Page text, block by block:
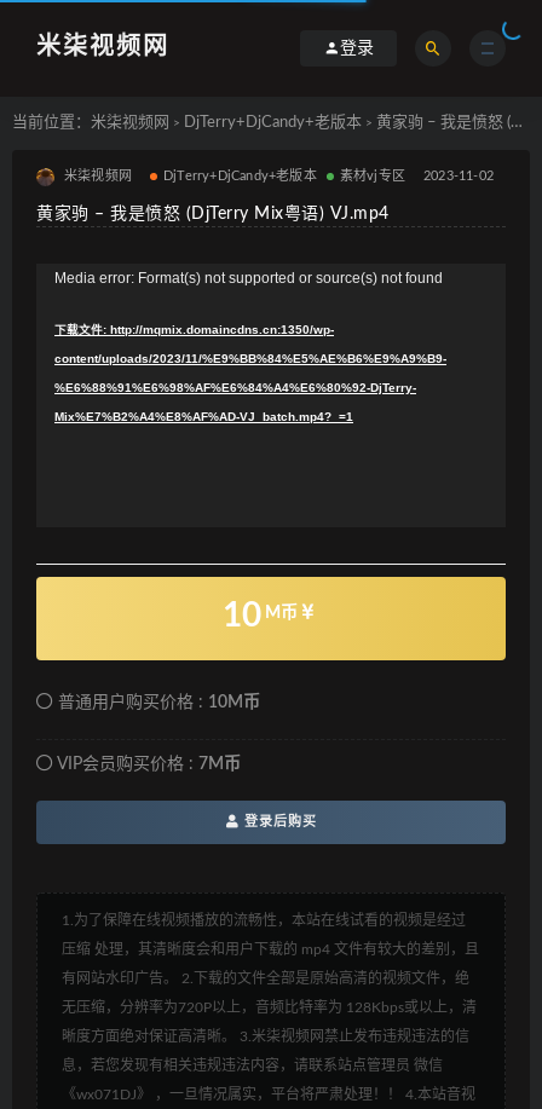
米柒视频网 登录
当前位置： 米柒视频网 > DjTerry+DjCandy+老版本 > 黄家驹 – 我是愤怒 (DjTerry Mix粤语) VJ.mp4
米柒视频网 DjTerry+DjCandy+老版本 素材vj专区 2023-11-02
黄家驹 – 我是愤怒 (DjTerry Mix粤语) VJ.mp4
Media error: Format(s) not supported or source(s) not found
下载文件: http://mqmix.domaincdns.cn:1350/wp-
content/uploads/2023/11/%E9%BB%84%E5%AE%B6%E9%A9%B9-
%E6%88%91%E6%98%AF%E6%84%A4%E6%80%92-DjTerry-
Mix%E7%B2%A4%E8%AF%AD-VJ_batch.mp4?_=1
10 M币
普通用户购买价格 : 10M币
VIP会员购买价格 : 7M币
登录后购买
1.为了保障在线视频播放的流畅性，本站在线试看的视频是经过
压缩 处理，其清晰度会和用户下载的 mp4 文件有较大的差别，且
有网站水印广告。 2.下载的文件全部是原始高清的视频文件，绝
无压缩，分辨率为720P以上，音频比特率为 128Kbps或以上，清
晰度方面绝对保证高清晰。 3.米柒视频网禁止发布违规违法的信
息，若您发现有相关违规违法内容，请联系站点管理员 微信
《wx071DJ》 ，一旦情况属实，平台将严肃处理！！ 4.本站音视